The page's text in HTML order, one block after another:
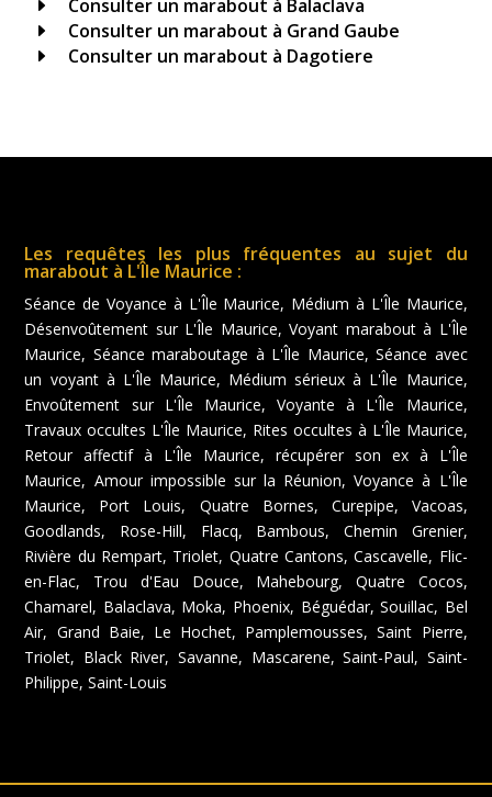
E Consulter un marabout à Balaclava
E Consulter un marabout à Grand Gaube
E Consulter un marabout à Dagotiere
Les requêtes les plus fréquentes au sujet du
marabout à L'Île Maurice :
Séance de Voyance à L'Île Maurice, Médium à L'Île Maurice,
Désenvoûtement sur L'Île Maurice, Voyant marabout à L'Île
Maurice, Séance maraboutage à L'Île Maurice, Séance avec
un voyant à L'Île Maurice, Médium sérieux à L'Île Maurice,
Envoûtement sur L'Île Maurice, Voyante à L'Île Maurice,
Travaux occultes L'Île Maurice, Rites occultes à L'Île Maurice,
Retour affectif à L'Île Maurice, récupérer son ex à L'Île
Maurice, Amour impossible sur la Réunion, Voyance à L'Île
Maurice, Port Louis, Quatre Bornes, Curepipe, Vacoas,
Goodlands, Rose-Hill, Flacq, Bambous, Chemin Grenier,
Rivière du Rempart, Triolet, Quatre Cantons, Cascavelle, Flic-
en-Flac, Trou d'Eau Douce, Mahebourg, Quatre Cocos,
Chamarel, Balaclava, Moka, Phoenix, Béguédar, Souillac, Bel
Air, Grand Baie, Le Hochet, Pamplemousses, Saint Pierre,
Triolet, Black River, Savanne, Mascarene, Saint-Paul, Saint-
Philippe, Saint-Louis